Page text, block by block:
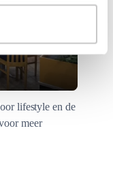
lifestyle en de
meer